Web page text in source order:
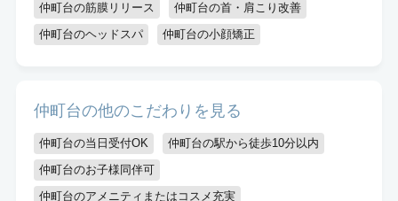
仲町台の筋膜リリース
仲町台の首・肩こり改善
仲町台のヘッドスパ
仲町台の小顔矯正
仲町台の他のこだわりを見る
仲町台の当日受付OK
仲町台の駅から徒歩10分以内
仲町台のお子様同伴可
仲町台のアメニティまたはコスメ充実